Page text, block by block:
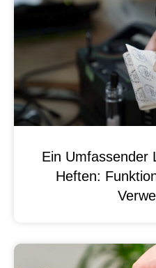
Ein Umfassender
Heften: